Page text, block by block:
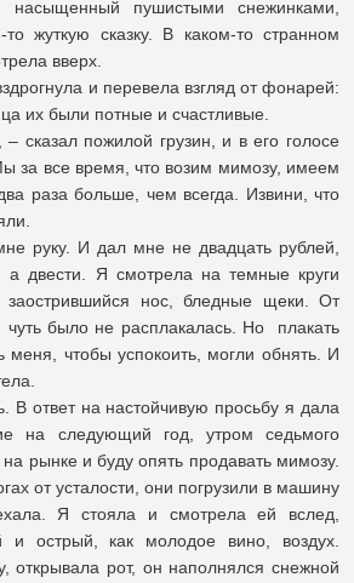
насыщенный пушистыми снежинками,
жуткую сказку. В каком-то странном
вверх.
и перевела взгляд от фонарей:
их были потные и счастливые.
сказал пожилой грузин, и в его голосе
за все время, что возим мимозу, имеем
раза больше, чем всегда. Извини, что
руку. И дал мне не двадцать рублей,
а двести. Я смотрела на темные круги
заострившийся нос, бледные щеки. От
чуть было не расплакалась. Но плакать
меня, чтобы успокоить, могли обнять. И
В ответ на настойчивую просьбу я дала
на следующий год, утром седьмого
рынке и буду опять продавать мимозу.
от усталости, они погрузили в машину
Я стояла и смотрела ей вслед,
и острый, как молодое вино, воздух.
открывала рот, он наполнялся снежной